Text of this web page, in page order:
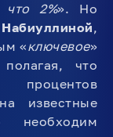
что 2%». Но
,
«ключевое»
что
процентов
известные
необходим